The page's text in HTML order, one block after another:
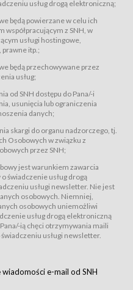
rozumieniu ustawy z dnia 18 lipca
(Dz.U. z 2002 r., Nr 144, poz.
są nieodpłatnie.
przez Usługobiorców materiałów
w Serwisie,
nabycia Karnetów i Biletów,
sprzedaży w Sklepie.
drogą elektroniczną (Dz.U. z 2002
świadczone są nieodpłatnie.
dostęp do Serwisu jest otwarty dla
z Serwisu jest zobowiązany
konta w Serwisie oraz zamówienie
do tego formularza
dla wszystkich
Regulaminu.
postanowień Regulaminu
nieodpłatnie za
usług drogą elektroniczną;
będą powierzane w celu ich
współpracującym z SNH, w
usługi hostingowe,
itp.;
będą przechowywane przez
usług;
od SNH dostępu do Pana/-i
usunięcia lub ograniczenia
danych;
skargi do organu nadzorczego, tj.
Osobowych w związku z
przez SNH;
jest warunkiem zawarcia
świadczenie usług drogą
usługi newsletter. Nie jest
osobowych. Niemniej,
osobowych uniemożliwi
usług drogą elektroniczną
ią chęci otrzymywania maili
usługi newsletter.
e-mail od SNH